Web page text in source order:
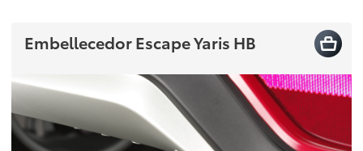
Embellecedor Escape Yaris HB